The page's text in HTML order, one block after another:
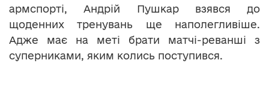
армспорті, Андрій Пушкар взявся до
щоденних тренувань ще наполегливіше.
Адже має на меті брати матчі-реванші з
суперниками, яким колись поступився.